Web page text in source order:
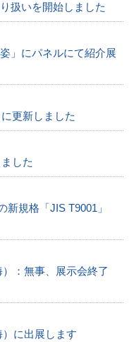
扱いを開始しました
」にパネルにて紹介展
更新しました
した
新規格「JIS T9001」
：無事、展示会終了
に出展します